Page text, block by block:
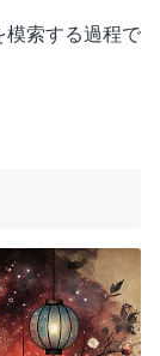
模索する過程で